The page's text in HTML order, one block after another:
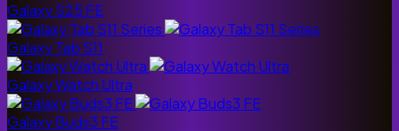
Galaxy S25 FE
Galaxy Tab S11
Galaxy Watch Ultra
Galaxy Buds3 FE